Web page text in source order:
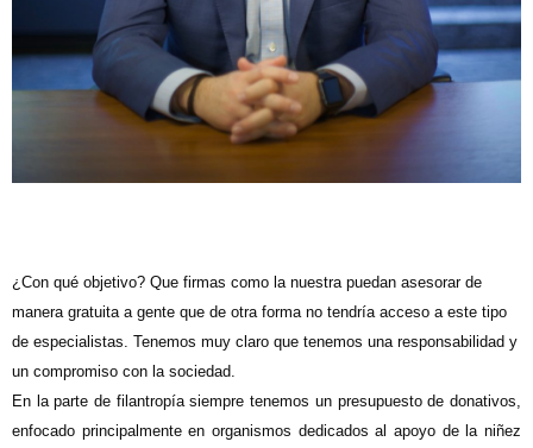
¿Con qué objetivo? Que firmas como la nuestra puedan asesorar de
manera gratuita a gente que de otra forma no tendría acceso a este tipo
de especialistas. Tenemos muy claro que tenemos una responsabilidad y
un compromiso con la sociedad.
En la parte de filantropía siempre tenemos un presupuesto de donativos,
enfocado principalmente en organismos dedicados al apoyo de la niñez